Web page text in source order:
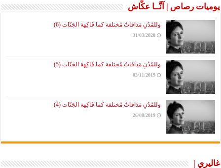
يوميات رصاص | آنَّــا عكَّاش
وللمُدُنِ مَذاقاتٌ مُختلفة كما فَاكِهة الجَنّات (6)
31/03/2020
وللمُدُنِ مَذاقاتٌ مُختلفة كما فَاكِهة الجَنّات (5)
03/11/2019
وللمُدُنِ مَذاقاتٌ مُختلفة كما فَاكِهة الجَنّات (4)
26/08/2019
غاليري |